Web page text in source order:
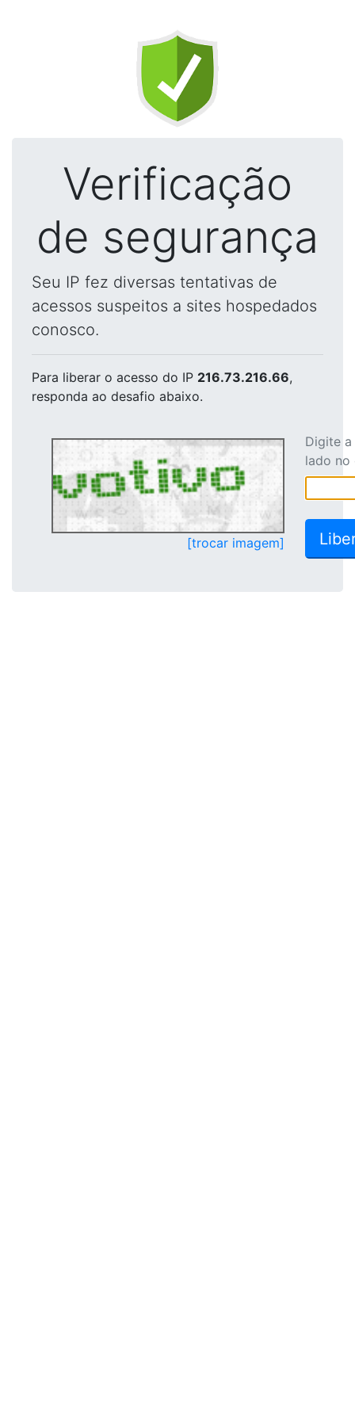
Verificação
de segurança
Seu IP fez diversas tentativas de
acessos suspeitos a sites hospedados
conosco.
Para liberar o acesso do IP 216.73.216.66,
responda ao desafio abaixo.
[trocar imagem]
Digite
lado no